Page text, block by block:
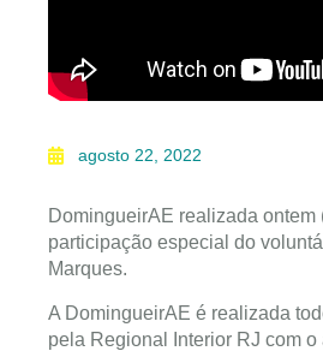
agosto 22, 2022
DomingueirAE realizada ontem
participação especial do
Marques.
A DomingueirAE é realizada
pela Regional Interior RJ com